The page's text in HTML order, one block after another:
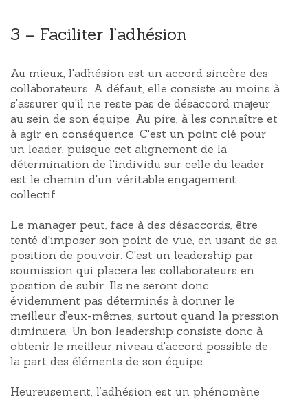
3 – Faciliter l’adhésion
Au mieux, l'adhésion est un accord sincère des
collaborateurs. A défaut, elle consiste au moins à
s'assurer qu'il ne reste pas de désaccord majeur
au sein de son équipe. Au pire, à les connaître et
à agir en conséquence. C'est un point clé pour
un leader, puisque cet alignement de la
détermination de l'individu sur celle du leader
est le chemin d'un véritable engagement
collectif.
Le manager peut, face à des désaccords, être
tenté d'imposer son point de vue, en usant de sa
position de pouvoir. C'est un leadership par
soumission qui placera les collaborateurs en
position de subir. Ils ne seront donc
évidemment pas déterminés à donner le
meilleur d’eux-mêmes, surtout quand la pression
diminuera. Un bon leadership consiste donc à
obtenir le meilleur niveau d'accord possible de
la part des éléments de son équipe.
Heureusement, l’adhésion est un phénomène